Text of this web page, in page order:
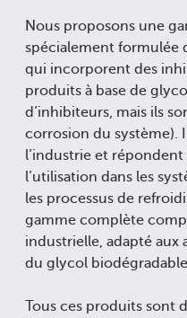
Nous proposons une
spécialement formulée
qui incorporent des
produits à base de
d’inhibiteurs, mais ils
corrosion du système).
l’industrie et répondent
l’utilisation dans les
les processus de
gamme complète
industrielle, adapté aux
du glycol
Tous ces produits sont